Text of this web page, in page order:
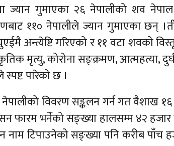
ज्यान गुमाएका २६ नेपालीको शव
११० नेपालीले ज्यान गुमाएका छन्
अन्त्येष्टि गरिएको र ११ वटा शवको विस्तृत
मृत्यु, कोरोना सङ्क्रमण, आत्महत्या,
पारेको छ ।
विवरण सङ्कलन गर्न गत वैशाख
फारम भर्नेको सङ्ख्या हालसम्म ४२
टिपाउनेको सङ्ख्या पनि करीब पाँच